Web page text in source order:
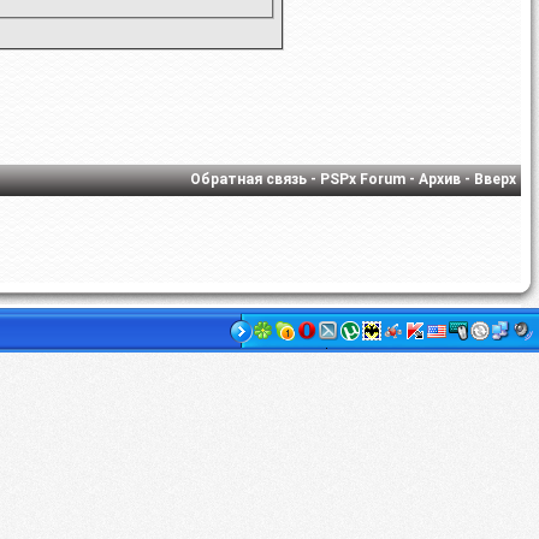
Обратная связь-PSPx Forum-Архив-Вверх